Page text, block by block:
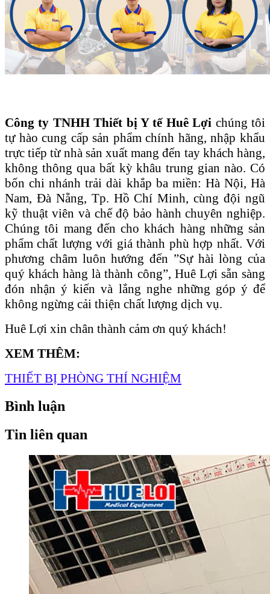
Công ty TNHH Thiết bị Y tế Huê Lợi chúng tôi
tự hào cung cấp sản phẩm chính hãng, nhập khẩu
trực tiếp từ nhà sản xuất mang đến tay khách hàng,
không thông qua bất kỳ khâu trung gian nào. Có
bốn chi nhánh trải dài khắp ba miền: Hà Nội, Hà
Nam, Đà Nẵng, Tp. Hồ Chí Minh, cùng đội ngũ
kỹ thuật viên và chế độ bảo hành chuyên nghiệp.
Chúng tôi mang đến cho khách hàng những sản
phẩm chất lượng với giá thành phù hợp nhất. Với
phương châm luôn hướng đến ”Sự hài lòng của
quý khách hàng là thành công”, Huê Lợi sẵn sàng
đón nhận ý kiến và lắng nghe những góp ý để
không ngừng cải thiện chất lượng dịch vụ.
Huê Lợi xin chân thành cảm ơn quý khách!
XEM THÊM:
THIẾT BỊ PHÒNG THÍ NGHIỆM
Bình luận
Tin liên quan